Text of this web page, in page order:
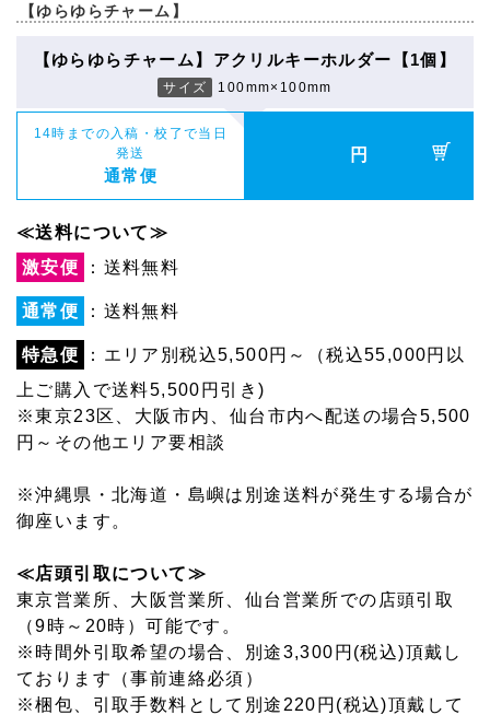
【ゆらゆらチャーム】
【ゆらゆらチャーム】アクリルキーホルダー【1個】
サイズ 100mm×100mm
14時までの入稿・校了で当日
発送
通常便
円
≪送料について≫
激安便
：送料無料
通常便 ：送料無料
特急便
：エリア別税込5,500円～（税込55,000円以
上ご購入で送料5,500円引き)
※東京23区、大阪市内、仙台市内へ配送の場合5,500
円～その他エリア要相談
※沖縄県・北海道・島嶼は別途送料が発生する場合が
御座います。
≪店頭引取について≫
東京営業所、大阪営業所、仙台営業所での店頭引取
（9時～20時）可能です。
※時間外引取希望の場合、別途3,300円(税込)頂戴し
ております（事前連絡必須）
※梱包、引取手数料として別途220円(税込)頂戴して